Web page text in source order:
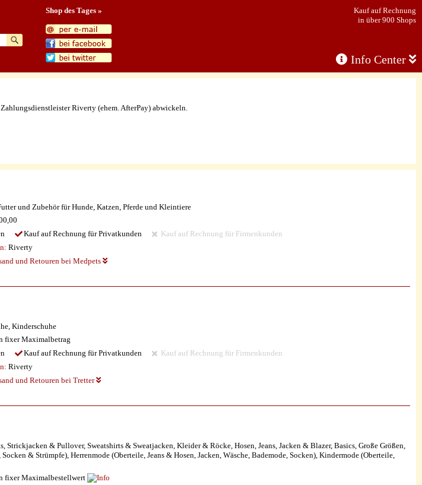
Shop des Tages »
Info Center
Kauf auf Rechnung
in über 900 Shops
Riverty (ehem. AfterPay) abwickeln.
und Zubehör für Hunde, Katzen, Pferde und Kleintiere
Kauf auf Rechnung für Privatkunden
Kauf auf Rechnung für Firmenkunden
Riverty
und Retouren bei Medpets
Kinderschuhe
fixer Maximalbetrag
Kauf auf Rechnung für Privatkunden
Kauf auf Rechnung für Firmenkunden
Riverty
und Retouren bei Tretter
Strickjacken & Pullover, Sweatshirts & Sweatjacken, Kleider & Röcke, Hosen, Jeans, Jacken & Blazer, Basics, Große Größen,
& Strümpfe), Herrenmode (Oberteile, Jeans & Hosen, Jacken, Wäsche, Bademode, Socken), Kindermode (Oberteile,
fixer Maximalbestellwert